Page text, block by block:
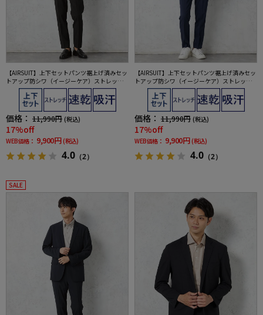
【AIRSUIT】上下セットパンツ裾上げ済みセッ
トアップ防シワ（イージーケア）ストレッチ
通年吸汗速乾UVカット2つボタンジャケットノ
ータックスラックス春夏
価格： 11,990円 (税込)
17%off
WEB価格： 9,900円 (税込)
4.0 （2）
【AIRSUIT】上下セットパンツ裾上げ済みセッ
トアップ防シワ（イージーケア）ストレッチ
通年吸汗速乾UVカット2つボタンジャケットノ
ータックスラックス春夏
価格： 11,990円 (税込)
17%off
WEB価格： 9,900円 (税込)
4.0 （2）
SALE